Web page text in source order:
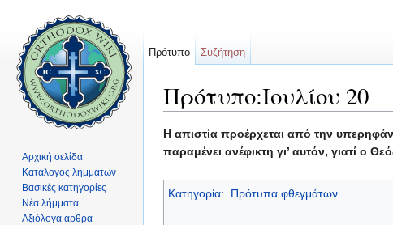
Πρότυπο:Ιουλίου 20
Η απιστία προέρχεται από την
παραμένει ανέφικτη γι’ αυτόν, γιατί ο
Κατηγορία: Πρότυπα φθεγμάτων
Πρότυπο Συζήτηση
Αρχική σελίδα
Κατάλογος λημμάτων
Βασικές κατηγορίες
Νέα λήμματα
Αξιόλογα άρθρα